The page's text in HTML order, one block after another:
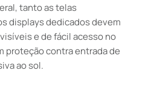
tanto as telas
displays dedicados devem
e de fácil acesso no
proteção contra entrada de
ao sol.